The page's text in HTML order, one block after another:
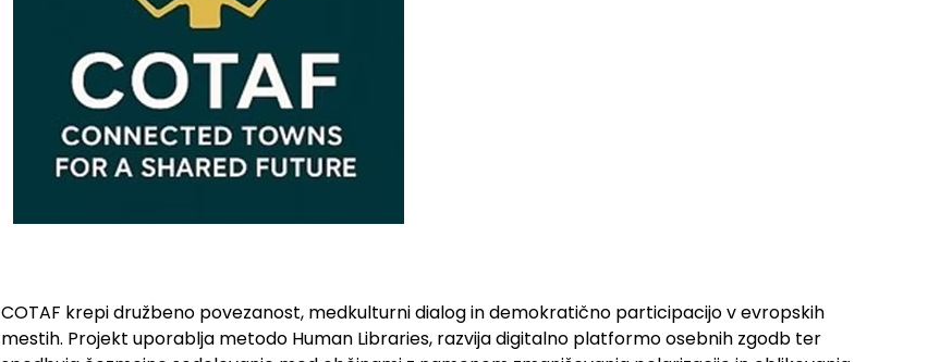
COTAF krepi družbeno povezanost, medkulturni dialog in demokratično participacijo v evropskih
mestih. Projekt uporablja metodo Human Libraries, razvija digitalno platformo osebnih zgodb ter